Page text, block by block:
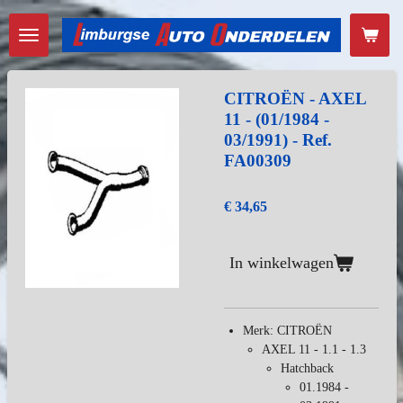
Ga
direct
naar
de
hoofdinhoud
CITROËN - AXEL
11 - (01/1984 -
03/1991) - Ref.
FA00309
€ 34,65
In winkelwagen
Merk: CITROËN
AXEL 11 - 1.1 - 1.3
Hatchback
01.1984 -